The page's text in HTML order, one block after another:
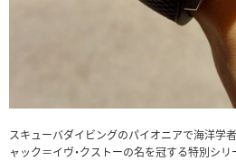
スキューバダイビングのパイオニアで海洋学
ャック＝イヴ・クストーの名を冠する特別シリ